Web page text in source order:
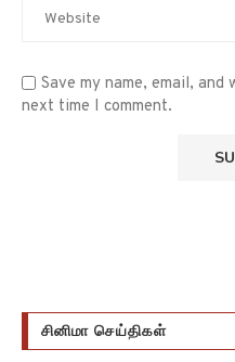
Save my name, email,
next time I comment.
சினிமா செய்திகள்